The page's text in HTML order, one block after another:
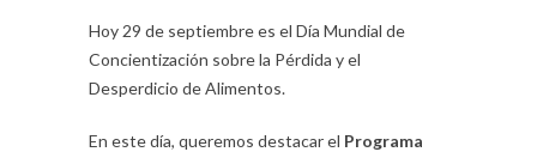
Hoy 29 de septiembre es el Día Mundial de
Concientización sobre la Pérdida y el
Desperdicio de Alimentos.
En este día, queremos destacar el Programa